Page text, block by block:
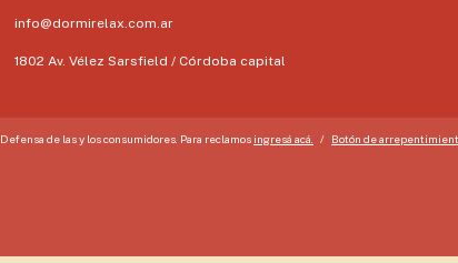
info@dormirelax.com.ar
1802 Av. Vélez Sarsfield / Córdoba capital
Defensa de las y los consumidores. Para reclamos ingresá acá. / Botón de